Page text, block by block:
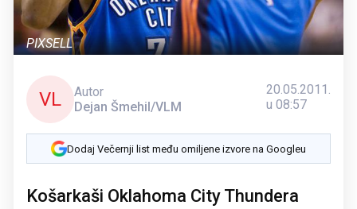
PIXSELL
VL
Autor
Dejan Šmehil/VLM
20.05.2011.
u 08:57
Dodaj Večernji list među omiljene izvore na Googleu
Košarkaši Oklahoma City Thundera